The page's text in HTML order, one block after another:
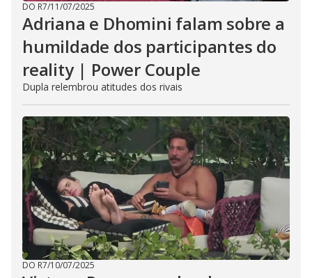
DO R7/11/07/2025
Adriana e Dhomini falam sobre a
humildade dos participantes do
reality | Power Couple
Dupla relembrou atitudes dos rivais
DO R7/10/07/2025